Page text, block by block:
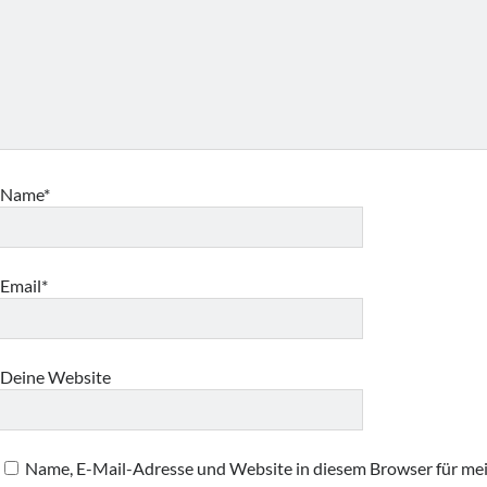
Name*
Email*
Deine Website
Name, E-Mail-Adresse und Website in diesem Browser für